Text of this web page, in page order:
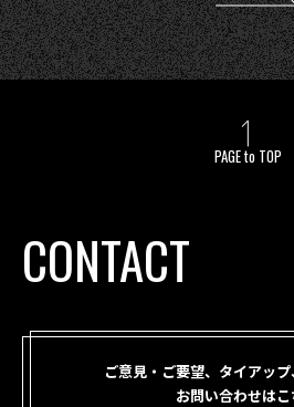
PAGE to TOP
CONTACT
ご意見・ご要望、タイアッ
お問い合わせはこ